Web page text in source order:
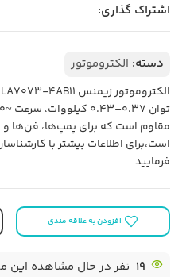
اشتراک گذاری:
دسته: الکتروموتور
مقاوم است که برای پمپ‌ها، فن‌ها
است،برای اطلاعات بیشتر با
فرمایید
افزودن به علاقه مندی
19 نفر در حال مشاهده